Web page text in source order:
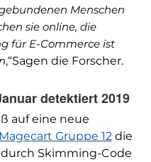
Menschen
sie online, die
für E-Commerce ist
,“Sagen die Forscher.
detektiert 2019
auf eine neue
Magecart Gruppe 12die
Skimming-Code